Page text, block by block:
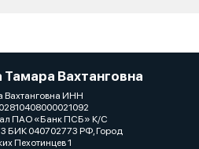
Вахтанговна
Вахтанговна ИНН
ПАО «Банк ПСБ» К/С
БИК 040702773 РФ, Город
Пехотинцев 1